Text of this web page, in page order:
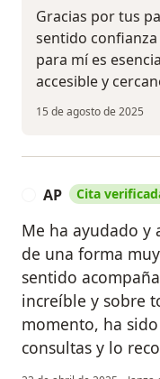
Gracias por tus
sentido
para mí es
accesible y
15 de agosto de 2025
AP Cita
Me ha ayudado y
de una forma
sentido
increíble y sobre
momento, ha
consultas y lo